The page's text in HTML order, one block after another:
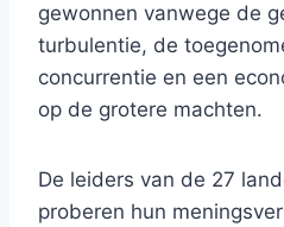
gewonnen vanwege de
turbulentie, de
concurrentie en een
op de grotere machten.
De leiders van de 27
proberen hun